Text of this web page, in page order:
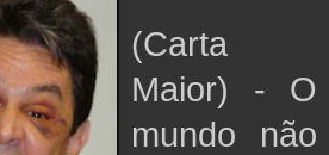
(Carta
Maior) - O
mundo não